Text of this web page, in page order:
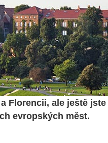
Florencii, ale ještě
evropských měst.